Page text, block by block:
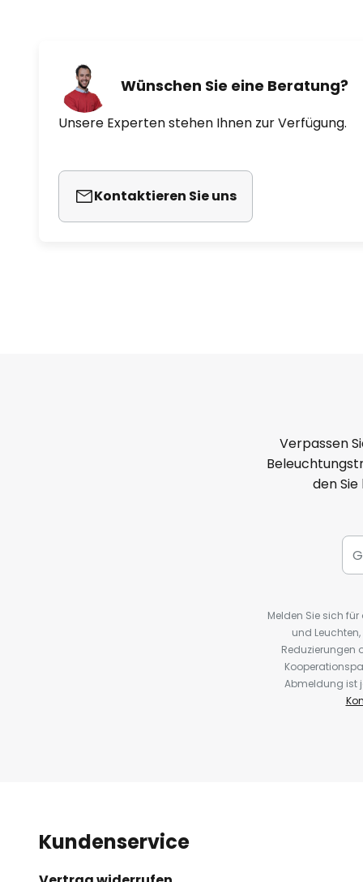
Wünschen Sie eine Beratung?
Unsere Experten stehen Ihnen zur Verfügung.
Kontaktieren Sie uns
Verpassen
den
Melden Sie sich
und
Reduzierungen
Abmeldung ist
Kundenservice